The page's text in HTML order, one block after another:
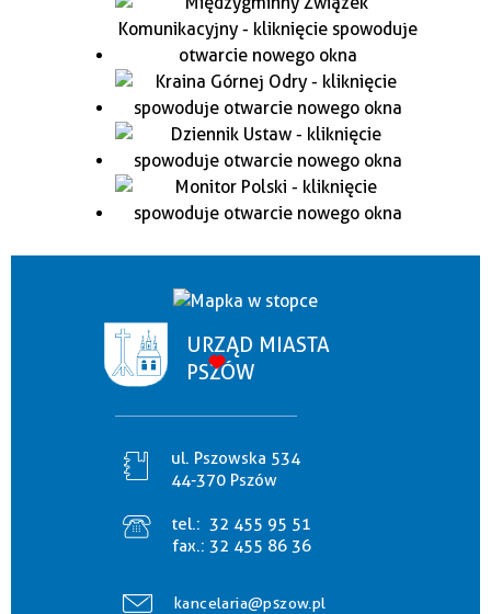
URZĄD MIASTA
PSZÓW
ul. Pszowska 534
44-370 Pszów
tel.: 32 455 95 51
fax.: 32 455 86 36
kancelaria@pszow.pl